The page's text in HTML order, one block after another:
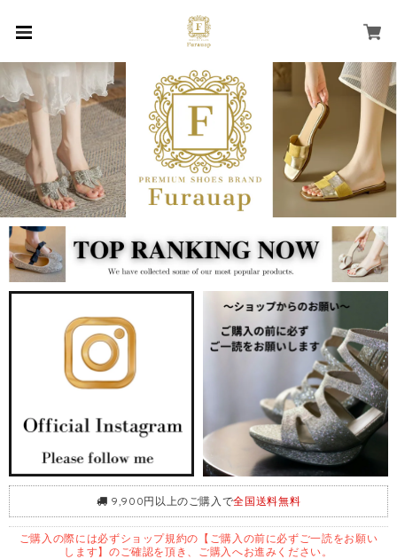
9,900円以上のご購入で全国送料無料
ご購入の際には必ずショップ規約の【ご購入の前に必ずご一読をお願い
します】のご確認を頂き、ご購入へお進みください。